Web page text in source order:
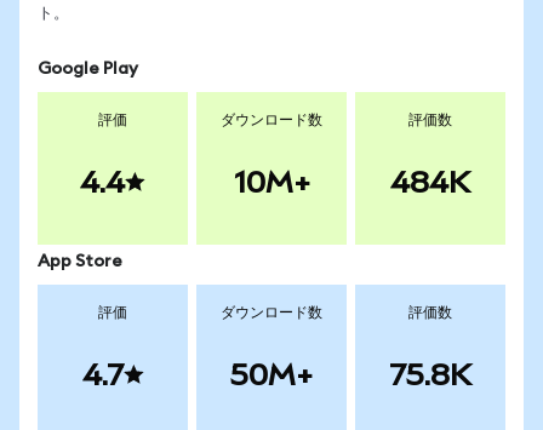
ト。
Google Play
評価
4.4
ダウンロード数
10M+
評価数
484K
App Store
評価
4.7
ダウンロード数
50M+
評価数
75.8K